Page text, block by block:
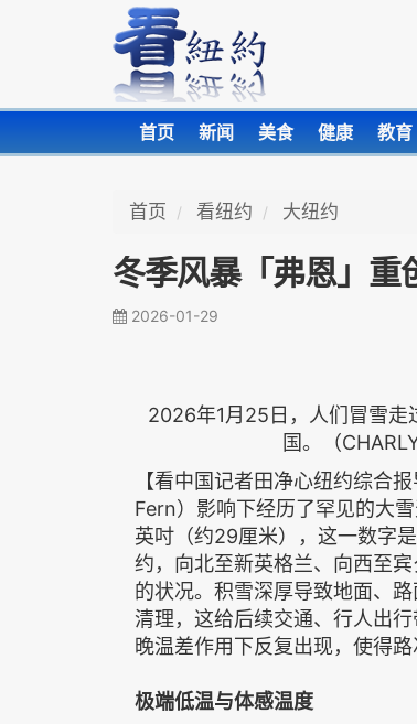
首页 新闻 美食 健康 教育
首页 看纽约 大纽约
冬季风暴「弗恩」重
2026-01-29
2026年1月25日，人们冒雪走
国。（
【看中国记者田净心纽约综合
Fern）影响下经历了罕见的大
英吋（约29厘米），这一数字
约，向北至新英格兰、向西至
的状况。积雪深厚导致地面、
清理，这给后续交通、行人出
晚温差作用下反复出现，使得路
极端低温与体感温度